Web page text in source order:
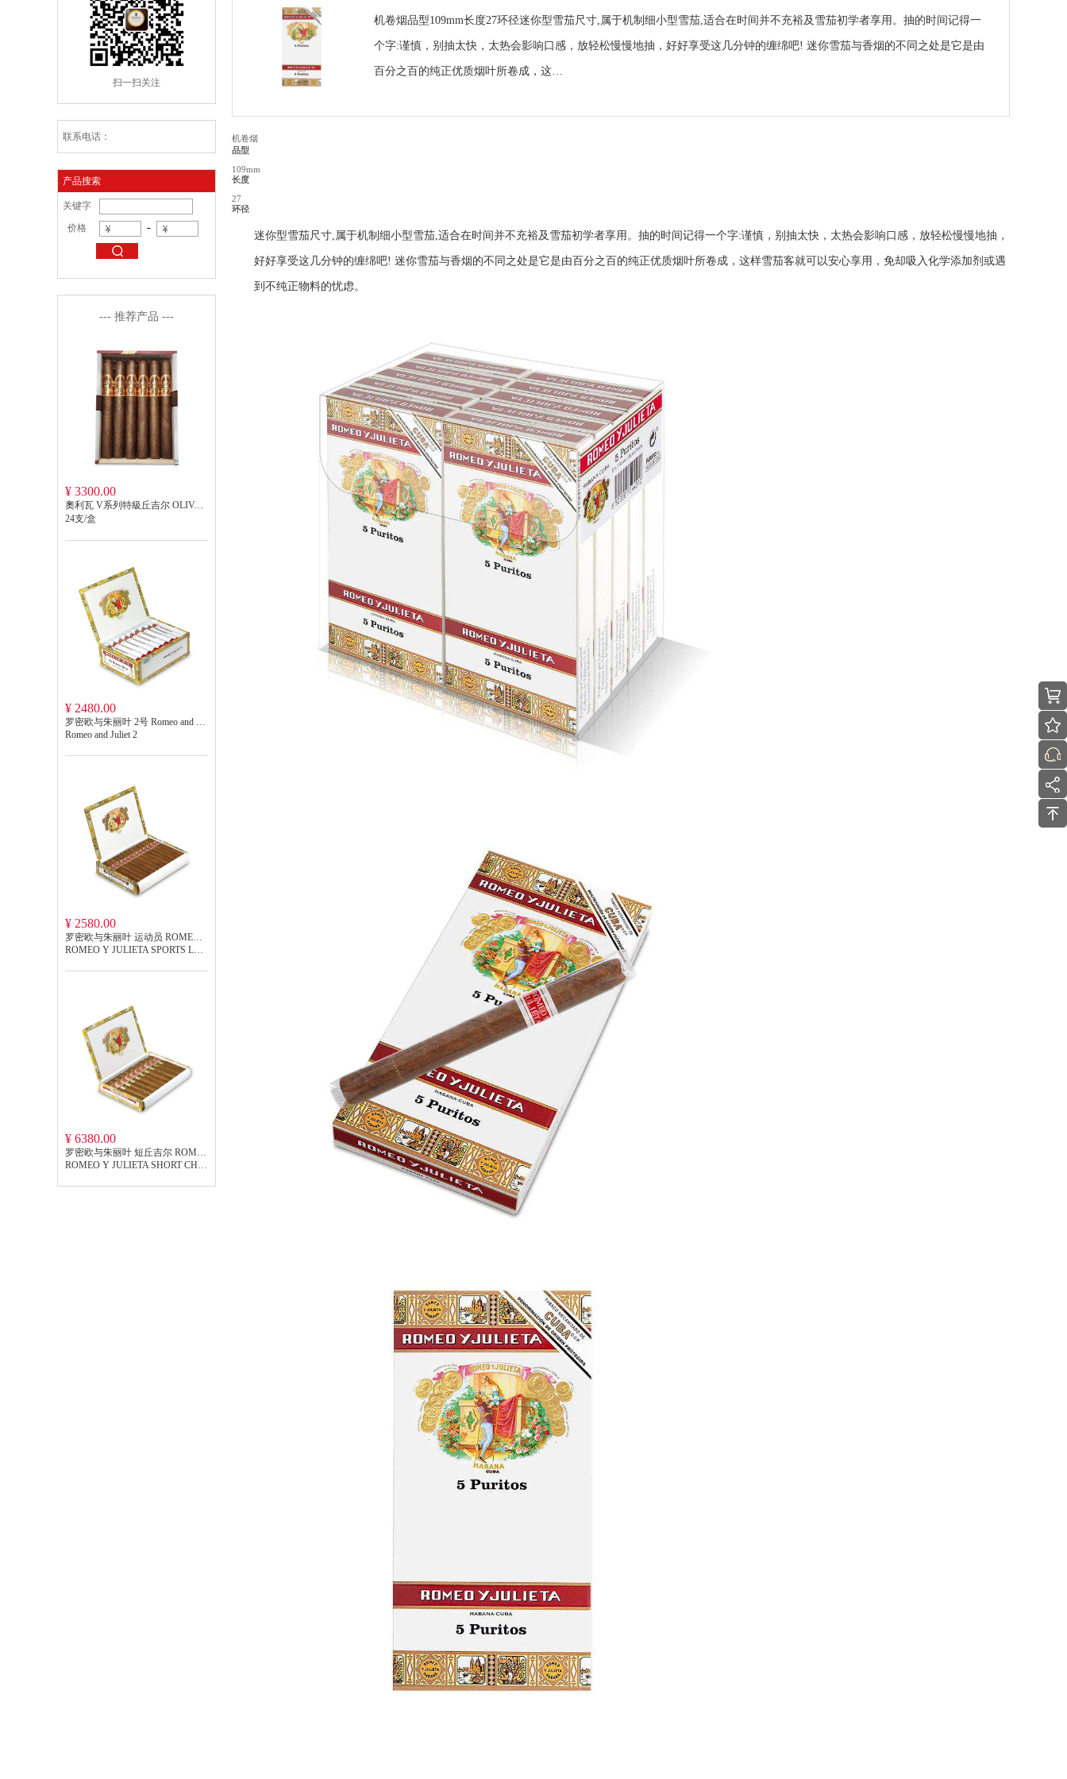
扫一扫关注
联系电话：
产品搜索
关键字
价格
-
--- 推荐产品 ---
¥ 3300.00
奧利瓦 V系列特級丘吉尔 OLIVA SERIE V CHURCHILL EXTRA
24支/盒
¥ 2480.00
Romeo and Juliet 2
¥ 2580.00
¥ 6380.00
机卷烟品型109mm长度27环径迷你型雪茄尺寸,属于机制细小型雪茄,适合在时间并不充裕及雪茄初学者享用。抽的时间记得一
个字:谨慎，别抽太快，太热会影响口感，放轻松慢慢地抽，好好享受这几分钟的缠绵吧! 迷你雪茄与香烟的不同之处是它是由
百分之百的纯正优质烟叶所卷成，这…
机卷烟
品型
109mm
长度
27
环径
迷你型雪茄尺寸,属于机制细小型雪茄,适合在时间并不充裕及雪茄初学者享用。 抽的时间记得一个字:谨慎，别抽太快，太热会影响口感，放轻松慢慢地抽，
好好享受这几分钟的缠绵吧! 迷你雪茄与香烟的不同之处是它是由百分之百的纯正优质烟叶所卷成，这样雪茄客就可以安心享用，免却吸入化学添加剂或遇
到不纯正物料的忧虑。